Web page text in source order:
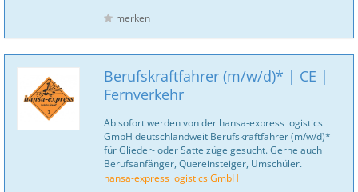
merken
Berufskraftfahrer (m/w/d)* | CE |
Fernverkehr
Ab sofort werden von der hansa-express logistics
GmbH deutschlandweit Berufskraftfahrer (m/w/d)*
für Glieder- oder Sattelzüge gesucht. Gerne auch
Berufsanfänger, Quereinsteiger, Umschüler.
hansa-express logistics GmbH